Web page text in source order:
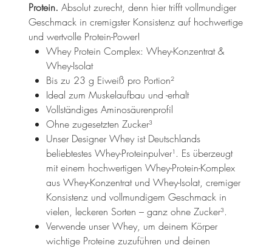
Protein. Absolut zurecht, denn hier trifft vollmundiger
Geschmack in cremigster Konsistenz auf hochwertige
und wertvolle Protein-Power!
Whey Protein Complex: Whey-Konzentrat &
Whey-Isolat
Bis zu 23 g Eiweiß pro Portion²
Ideal zum Muskelaufbau und -erhalt
Vollständiges Aminosäurenprofil
Ohne zugesetzten Zucker³
Unser Designer Whey ist Deutschlands
beliebtestes Whey-Proteinpulver¹. Es überzeugt
mit einem hochwertigen Whey-Protein-Komplex
aus Whey-Konzentrat und Whey-Isolat, cremiger
Konsistenz und vollmundigem Geschmack in
vielen, leckeren Sorten – ganz ohne Zucker³.
Verwende unser Whey, um deinem Körper
wichtige Proteine zuzuführen und deinen